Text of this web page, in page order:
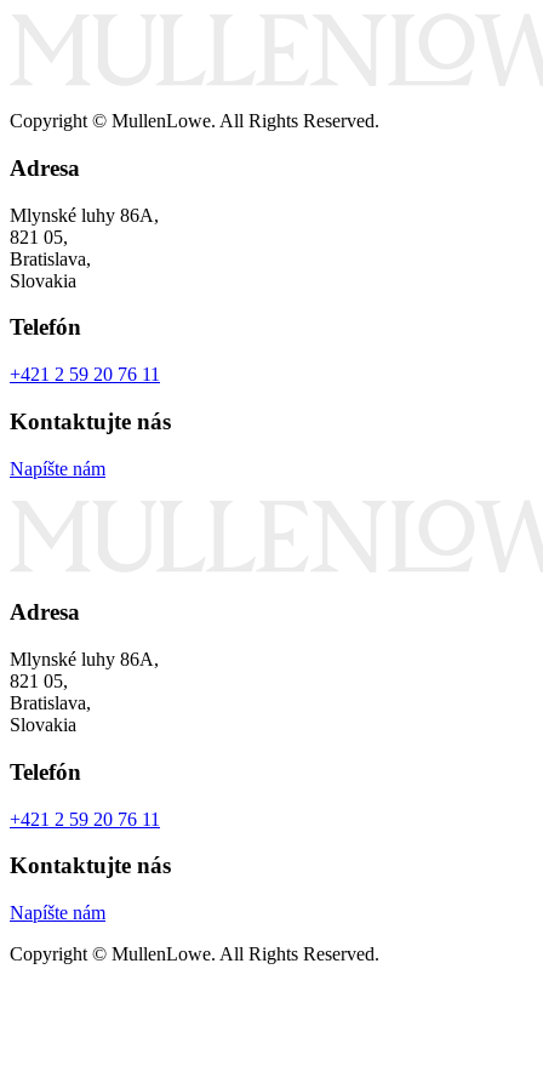
Copyright © MullenLowe. All Rights Reserved.
Adresa
Mlynské luhy 86A,
821 05,
Bratislava,
Slovakia
Telefón
+421 2 59 20 76 11
Kontaktujte nás
Napíšte nám
Adresa
Mlynské luhy 86A,
821 05,
Bratislava,
Slovakia
Telefón
+421 2 59 20 76 11
Kontaktujte nás
Napíšte nám
Copyright © MullenLowe. All Rights Reserved.